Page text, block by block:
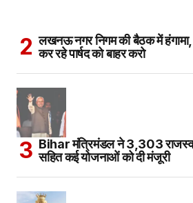
लखनऊ नगर निगम की बैठक में हंगामा,
कर रहे पार्षद को बाहर करो
Bihar मंत्रिमंडल ने 3,303 राजस्व
सहित कई योजनाओं को दी मंजूरी